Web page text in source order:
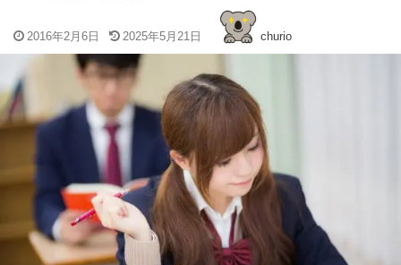
2016年2月6日 2025年5月21日 churio